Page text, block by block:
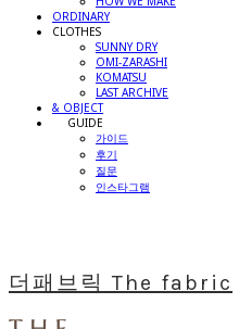
ORDINARY
CLOTHES
SUNNY DRY
OMI-ZARASHI
KOMATSU
LAST ARCHIVE
& OBJECT
⠀⠀GUIDE
가이드
후기
질문
인스타그램
더패브릭 The fabric